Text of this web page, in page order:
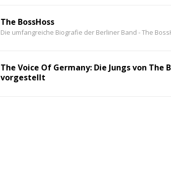
The BossHoss
Die umfangreiche Biografie der Berliner Band - The
The Voice Of Germany: Die Jungs von The
vorgestellt